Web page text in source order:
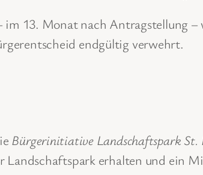
im 13. Monat nach
endgültig verwehrt.
Bürgerinitiative Landschaftspark St.
Landschaftspark erhalten und ein